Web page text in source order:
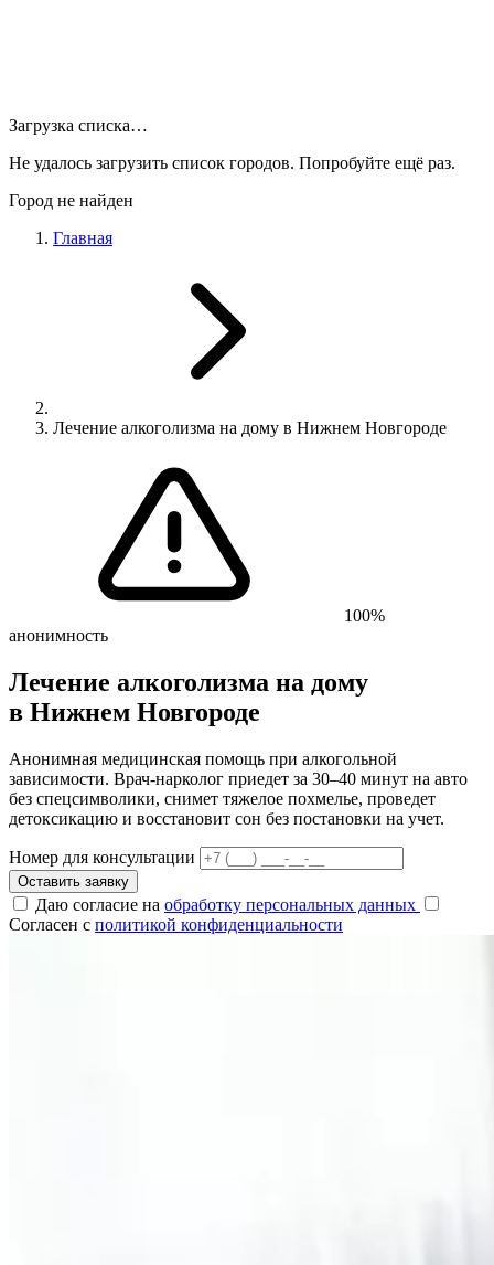
Загрузка списка…
Не удалось загрузить список городов. Попробуйте ещё раз.
Город не найден
Главная
Лечение алкоголизма на дому в Нижнем Новгороде
100%
анонимность
Лечение алкоголизма на дому
в Нижнем Новгороде
Анонимная медицинская помощь при алкогольной
зависимости. Врач-нарколог приедет за 30–40 минут на авто
без спецсимволики, снимет тяжелое похмелье, проведет
детоксикацию и восстановит сон без постановки на учет.
Номер для консультации
Оставить заявку
Даю согласие на обработку персональных данных
Согласен с политикой конфиденциальности